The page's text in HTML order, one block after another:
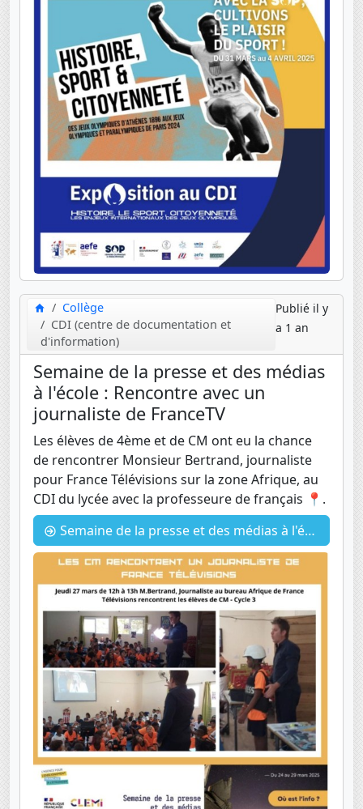
Collège
CDI (centre de documentation et
d'information)
Publié il y
a 1 an
Semaine de la presse et des médias
à l'école : Rencontre avec un
journaliste de FranceTV
Les élèves de 4ème et de CM ont eu la chance
de rencontrer Monsieur Bertrand, journaliste
pour France Télévisions sur la zone Afrique, au
CDI du lycée avec la professeure de français 📍.
Semaine de la presse et des médias à l'école : Rencontre avec un journaliste de FranceTV